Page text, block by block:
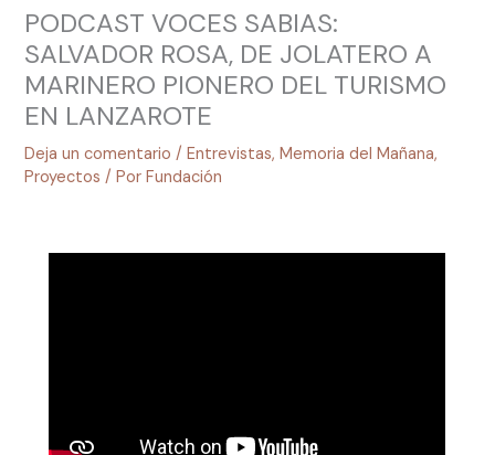
PODCAST VOCES SABIAS:
SALVADOR ROSA, DE JOLATERO A
MARINERO PIONERO DEL TURISMO
EN LANZAROTE
Deja un comentario /Entrevistas,Memoria del Mañana,
Proyectos / PorFundación